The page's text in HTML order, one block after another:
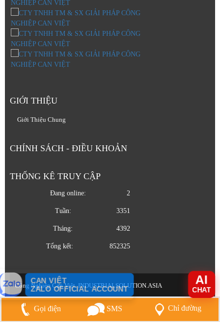
GIỚI THIỆU
Giới Thiệu Chung
CHÍNH SÁCH - ĐIỀU KHOẢN
THỐNG KÊ TRUY CẬP
Đang online: 2
Tuần: 3351
Tháng: 4392
Tổng kết: 852325
Công Nghiệp Can Việt. INDUSTRIALSOLUTION.ASIA
Gọi điện SMS Chỉ đường
CAN VIỆT
ZALO OFFICIAL ACCOUNT
AI
CHAT